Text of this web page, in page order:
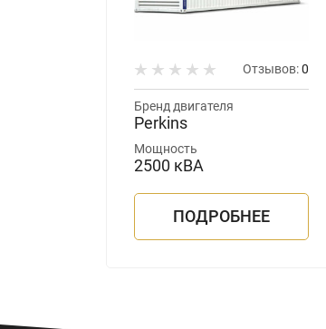
Отзывов:0
Бренд двигателя
Perkins
Мощность
2500 кВА
ПОДРОБНЕЕ